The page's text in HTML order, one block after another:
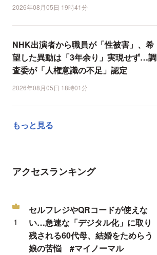
2026年08月05日 19時41分
NHK出演者から職員が「性被害」、希
望した異動は「3年余り」実現せず…調
査委が「人権意識の不足」認定
2026年08月05日 18時01分
もっと見る
アクセスランキング
セルフレジやQRコードが使えな
い…急速な「デジタル化」に取り
残される60代母、結婚をためらう
娘の苦悩 #マイノーマル